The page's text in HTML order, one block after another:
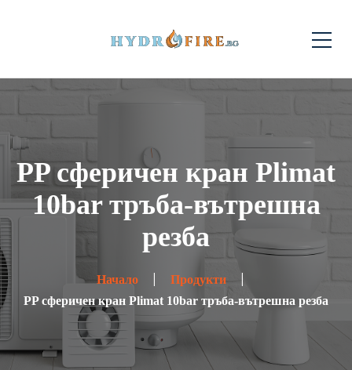
PP сферичен кран Plimat
10bar тръба-вътрешна
резба
Начало
Продукти
PP сферичен кран Plimat 10bar тръба-вътрешна резба